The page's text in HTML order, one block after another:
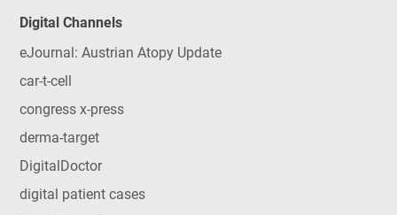
Digital Channels
eJournal: Austrian Atopy Update
car-t-cell
congress x-press
derma-target
DigitalDoctor
digital patient cases